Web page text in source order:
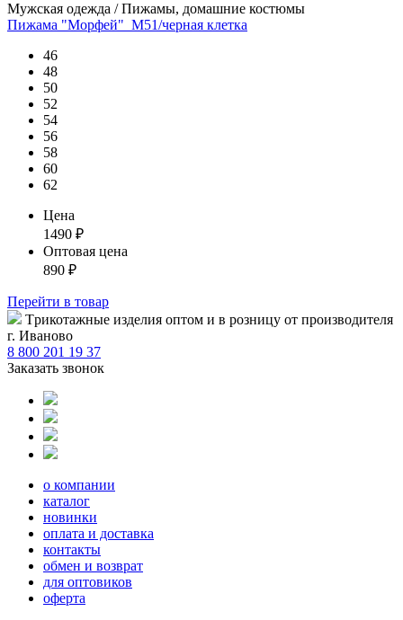
Мужская одежда / Пижамы, домашние костюмы
Пижама "Морфей"_М51/черная клетка
46
48
50
52
54
56
58
60
62
Цена
1490 ₽
Оптовая цена
890 ₽
Перейти в товар
Tрикотажные изделия оптом и в розницу от производителя
г. Иваново
8 800 201 19 37
Заказать звонок
о компании
каталог
новинки
оплата и доставка
контакты
обмен и возврат
для оптовиков
оферта